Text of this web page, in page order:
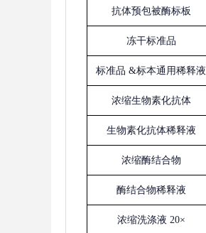
抗体预包被酶标板
冻干标准品
标准品 &标本通用稀释液
浓缩生物素化抗体
生物素化抗体稀释液
浓缩酶结合物
酶结合物稀释液
浓缩洗涤液 20×